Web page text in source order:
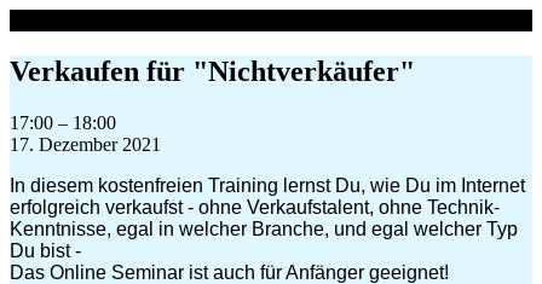
springen
Verkaufen für "Nichtverkäufer"
Verkaufen
für
17:00 – 18:00
17. Dezember 2021
In diesem kostenfreien Training lernst Du, wie Du im Internet
erfolgreich verkaufst - ohne Verkaufstalent, ohne Technik-
Kenntnisse, egal in welcher Branche, und egal welcher Typ
Du bist -
Das Online Seminar ist auch für Anfänger geeignet!